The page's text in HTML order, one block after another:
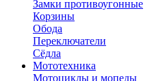
Замки противоугонные
Корзины
Обода
Переключатели
Сёдла
Мототехника
Мотоциклы и мопеды